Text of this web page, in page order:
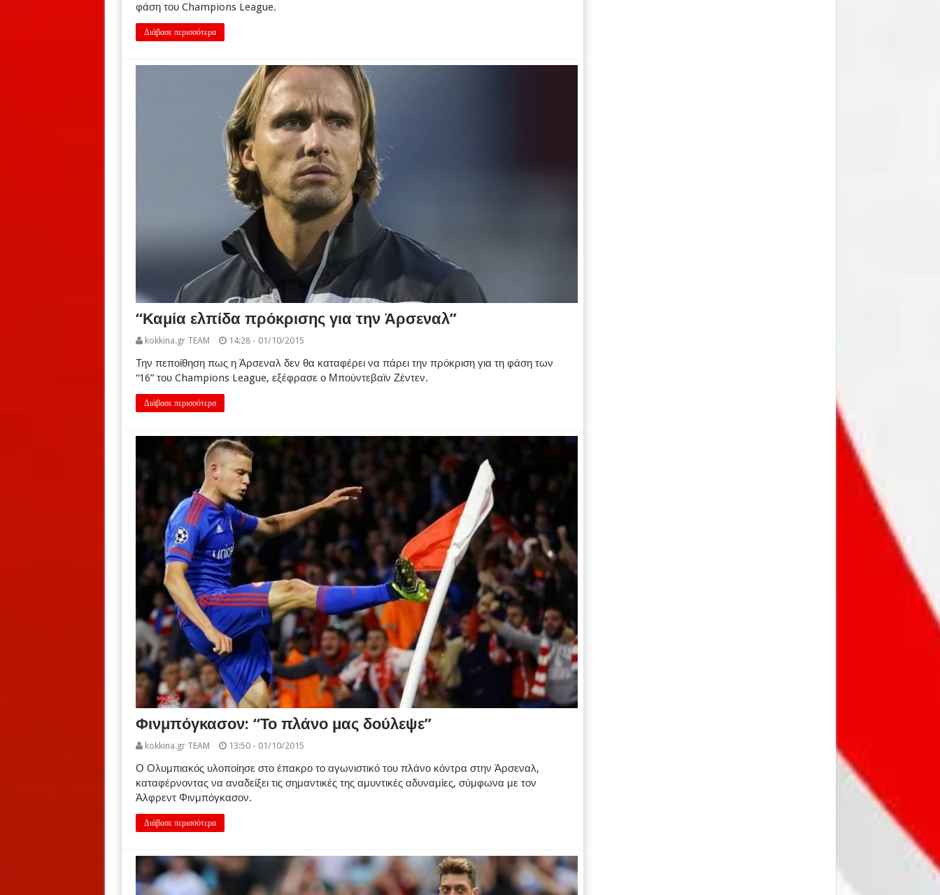
φάση του Champions League.
Διάβασε περισσότερα
“Καμία ελπίδα πρόκρισης για την Άρσεναλ”
kokkina.gr TEAM 14:28 - 01/10/2015
Την πεποίθηση πως η Άρσεναλ δεν θα καταφέρει να πάρει την πρόκριση για τη φάση των
“16” του Champions League, εξέφρασε ο Μπούντεβαϊν Ζέντεν.
Διάβασε περισσότερα
Φινμπόγκασον: “Το πλάνο μας δούλεψε”
kokkina.gr TEAM 13:50 - 01/10/2015
Ο Ολυμπιακός υλοποίησε στο έπακρο το αγωνιστικό του πλάνο κόντρα στην Άρσεναλ,
καταφέρνοντας να αναδείξει τις σημαντικές της αμυντικές αδυναμίες, σύμφωνα με τον
Άλφρεντ Φινμπόγκασον.
Διάβασε περισσότερα